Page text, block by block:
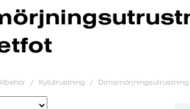
Kylutrustning Dimsmörjningsutrustning